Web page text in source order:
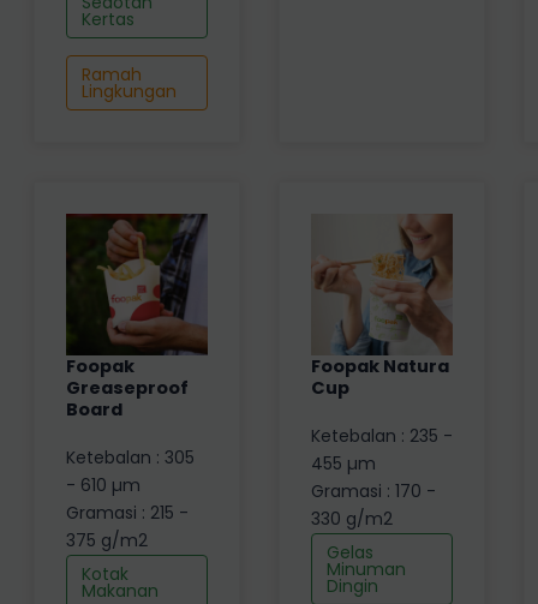
Kertas
Ramah
Lingkungan
Foopak
Greaseproof
Board
Ketebalan : 305
- 610 µm
Gramasi : 215 -
375 g/m2
Kotak
Makanan
Foopak Natura
Cup
Ketebalan : 235 -
455 µm
Gramasi : 170 -
330 g/m2
Gelas
Minuman
Dingin